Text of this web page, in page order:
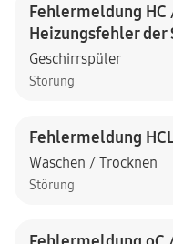
Fehlermeldung HC
Heizungsfehler der
Geschirrspüler
Störung
Fehlermeldung
Waschen / Trocknen
Störung